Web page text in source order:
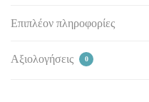
Επιπλέον πληροφορίες
Αξιολογήσεις 0